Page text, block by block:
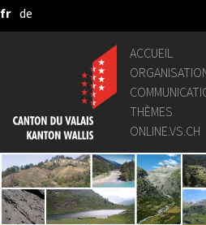
Saut au contenu principal
fr de
ACCUEIL
THÈMES
ONLINE.VS.CH